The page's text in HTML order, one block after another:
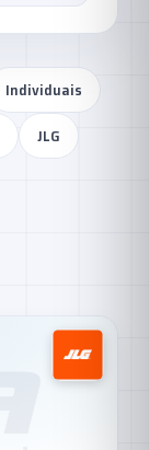
Individuais
JLG